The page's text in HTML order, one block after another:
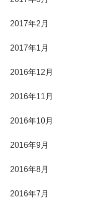
2017年2月
2017年1月
2016年12月
2016年11月
2016年10月
2016年9月
2016年8月
2016年7月